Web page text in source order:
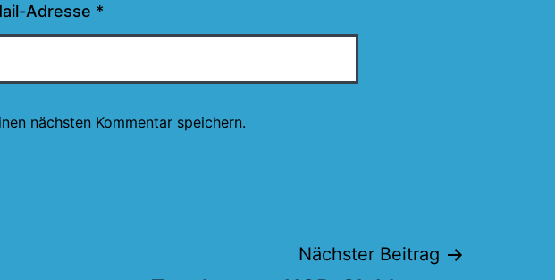
Adresse *
nächsten Kommentar speichern.
Nächster Beitrag